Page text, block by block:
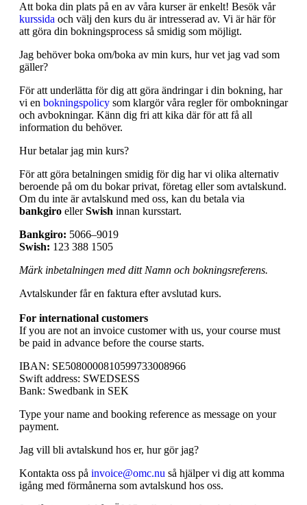
Att boka din plats på en av våra kurser är enkelt! Besök vår
kurssida och välj den kurs du är intresserad av. Vi är här för
att göra din bokningsprocess så smidig som möjligt.
Jag behöver boka om/boka av min kurs, hur vet jag vad som
gäller?
För att underlätta för dig att göra ändringar i din bokning, har
vi en bokningspolicy som klargör våra regler för ombokningar
och avbokningar. Känn dig fri att kika där för att få all
information du behöver.
Hur betalar jag min kurs?
För att göra betalningen smidig för dig har vi olika alternativ
beroende på om du bokar privat, företag eller som avtalskund.
Om du inte är avtalskund med oss, kan du betala via
bankgiro ellerSwish innan kursstart.
Bankgiro: 5066–9019
Swish: 123 388 1505
Märk inbetalningen med ditt Namn och bokningsreferens.
Avtalskunder får en faktura efter avslutad kurs.
For international customers
If you are not an invoice customer with us, your course must
be paid in advance before the course starts.
IBAN: SE5080000810599733008966
Swift address: SWEDSESS
Bank: Swedbank in SEK
Type your name and booking reference as message on your
payment.
Jag vill bli avtalskund hos er, hur gör jag?
Kontakta oss på invoice@omc.nu så hjälper vi dig att komma
igång med förmånerna som avtalskund hos oss.